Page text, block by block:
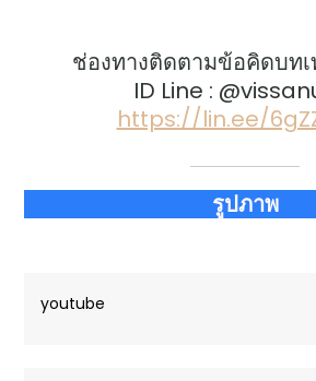
ช่องทางติดตามข้อคิดบท
ID Line :
https://lin.ee/
รูปภาพ
youtube